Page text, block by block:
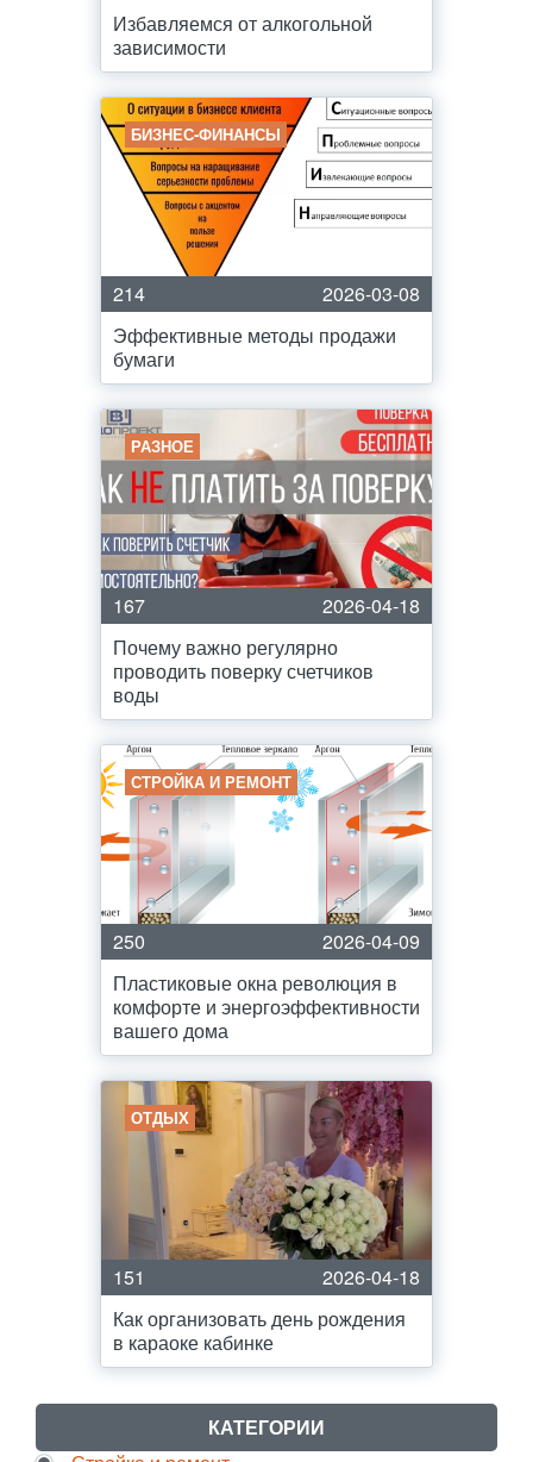
Избавляемся от алкогольной
зависимости
БИЗНЕС-ФИНАНСЫ
214
2026-03-08
Эффективные методы продажи
бумаги
РАЗНОЕ
167
2026-04-18
Почему важно регулярно
проводить поверку счетчиков
воды
СТРОЙКА И РЕМОНТ
250
2026-04-09
Пластиковые окна революция в
комфорте и энергоэффективности
вашего дома
ОТДЫХ
151
2026-04-18
Как организовать день рождения
в караоке кабинке
КАТЕГОРИИ